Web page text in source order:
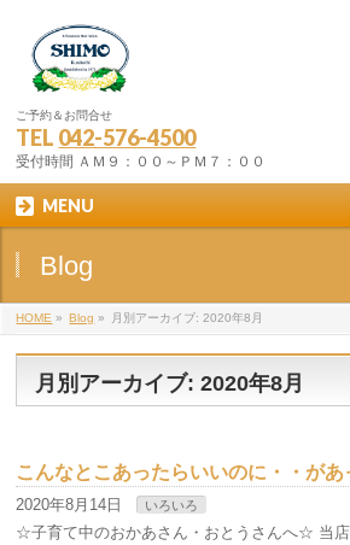
ご予約＆お問合せ
TEL 042-576-4500
受付時間 ＡＭ９：００～ＰＭ７：００
MENU
Blog
HOME » Blog » 月別アーカイブ: 2020年8月
月別アーカイブ: 2020年8月
こんなとこあったらいいのに・・があ
2020年8月14日 いろいろ
☆子育て中のおかあさん・おとうさんへ☆ 当